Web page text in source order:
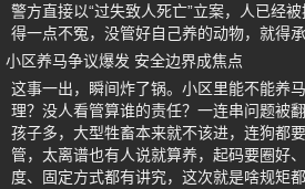
警方直接以“过失致人死亡”立案，人已经
得一点不冤，没管好自己养的动物，就得承
小区养马争议爆发 安全边界成焦点
这事一出，瞬间炸了锅。小区里能不能养
理？没人看管算谁的责任？一连串问题被
孩子多，大型牲畜本来就不该进，连狗都
管，太离谱也有人说就算养，起码要圈好
度、固定方式都有讲究，这次就是啥规矩